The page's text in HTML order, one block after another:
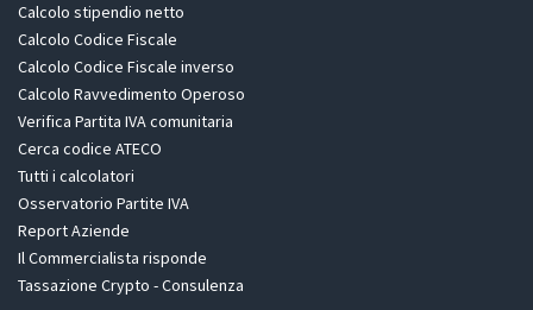
Calcolo stipendio netto
Calcolo Codice Fiscale
Calcolo Codice Fiscale inverso
Calcolo Ravvedimento Operoso
Verifica Partita IVA comunitaria
Cerca codice ATECO
Tutti i calcolatori
Osservatorio Partite IVA
Report Aziende
Il Commercialista risponde
Tassazione Crypto - Consulenza